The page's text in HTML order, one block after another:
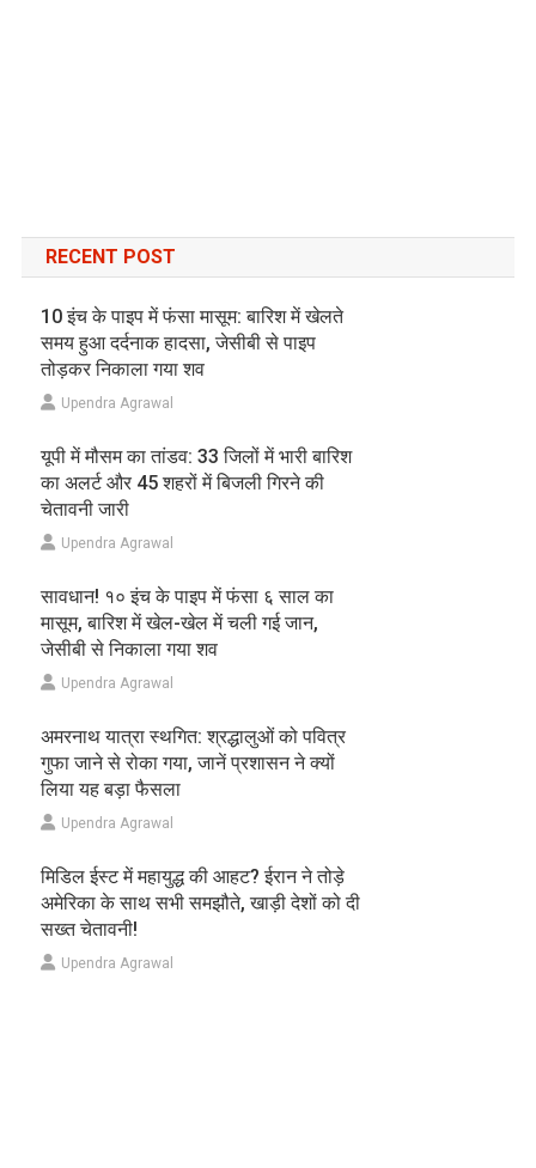
RECENT POST
10 इंच के पाइप में फंसा मासूम: बारिश में खेलते
समय हुआ दर्दनाक हादसा, जेसीबी से पाइप
तोड़कर निकाला गया शव
Upendra Agrawal
यूपी में मौसम का तांडव: 33 जिलों में भारी बारिश
का अलर्ट और 45 शहरों में बिजली गिरने की
चेतावनी जारी
Upendra Agrawal
सावधान! १० इंच के पाइप में फंसा ६ साल का
मासूम, बारिश में खेल-खेल में चली गई जान,
जेसीबी से निकाला गया शव
Upendra Agrawal
अमरनाथ यात्रा स्थगित: श्रद्धालुओं को पवित्र
गुफा जाने से रोका गया, जानें प्रशासन ने क्यों
लिया यह बड़ा फैसला
Upendra Agrawal
मिडिल ईस्ट में महायुद्ध की आहट? ईरान ने तोड़े
अमेरिका के साथ सभी समझौते, खाड़ी देशों को दी
सख्त चेतावनी!
Upendra Agrawal